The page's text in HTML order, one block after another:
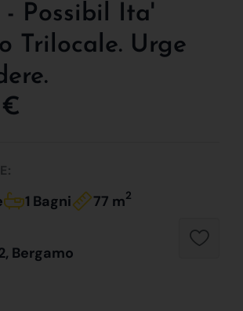
- Possibil Ita'
Trilocale. Urge
1 Bagni 77 m2
Bergamo